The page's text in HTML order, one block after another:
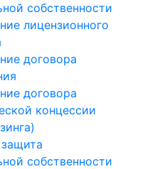
собственности
лицензионного
договора
договора
концессии
собственности